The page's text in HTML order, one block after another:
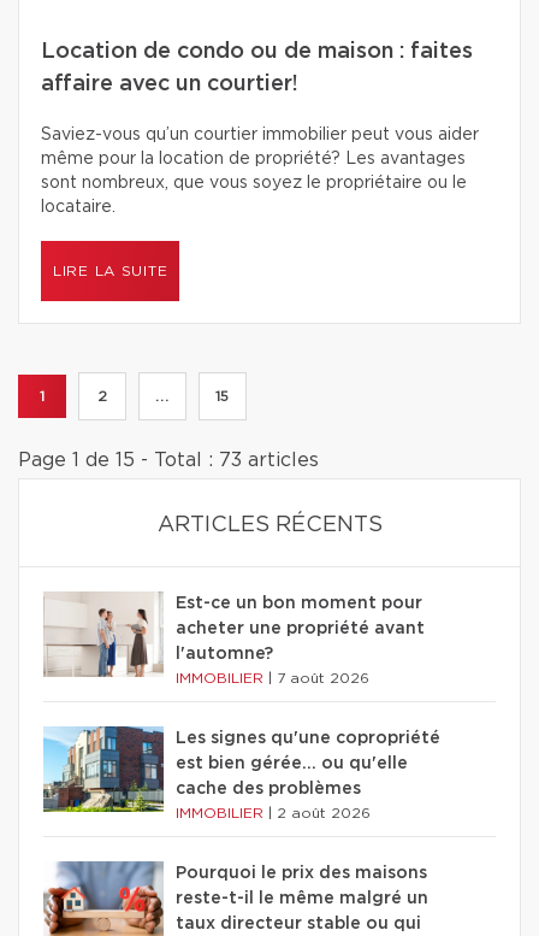
Location de condo ou de maison : faites
affaire avec un courtier!
Saviez-vous qu’un courtier immobilier peut vous aider
même pour la location de propriété? Les avantages
sont nombreux, que vous soyez le propriétaire ou le
locataire.
LIRE LA SUITE
1 2 ... 15
Page 1 de 15 - Total : 73 articles
ARTICLES RÉCENTS
Est-ce un bon moment pour
acheter une propriété avant
l'automne?
IMMOBILIER 7 août 2026
Les signes qu'une copropriété
est bien gérée… ou qu'elle
cache des problèmes
IMMOBILIER 2 août 2026
Pourquoi le prix des maisons
reste-t-il le même malgré un
taux directeur stable ou qui